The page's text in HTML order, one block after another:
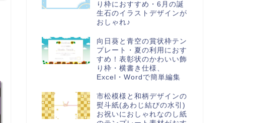
り枠におすすめ・6月の誕
生石のイラストデザインが
おしゃれ♪
向日葵と青空の賞状枠テン
プレート・夏の利用におす
すめ！表彰状のかわいい飾
り枠・横書き仕様、
Excel・Wordで簡単編集
市松模様と和柄デザインの
熨斗紙(あわじ結びの水引)
お祝いにおしゃれなのし紙